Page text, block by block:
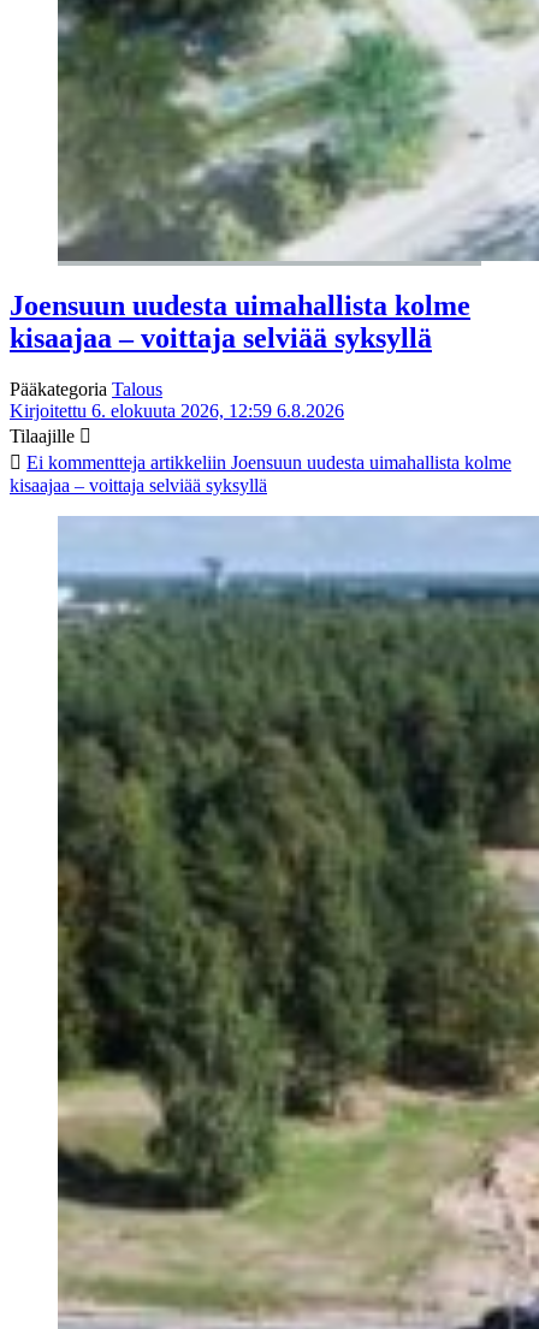
Joensuun uudesta uimahallista kolme
kisaajaa – voittaja selviää syksyllä
Pääkategoria Talous
Kirjoitettu 6. elokuuta 2026, 12:59 6.8.2026
Tilaajille
Ei kommentteja artikkeliin Joensuun uudesta uimahallista kolme
kisaajaa – voittaja selviää syksyllä